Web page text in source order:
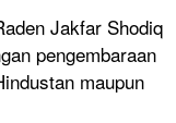
Jakfar Shodiq
pengembaraan
maupun